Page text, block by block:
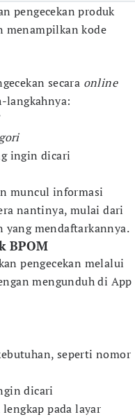
pengecekan produk
menampilkan kode
secara online
langkahnya:
ingin dicari
muncul informasi
nantinya, mulai dari
yang mendaftarkannya.
BPOM
pengecekan melalui
mengunduh di App
seperti nomor
dicari
pada layar